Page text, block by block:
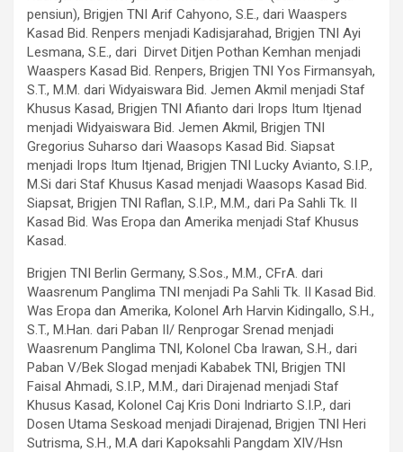
pensiun), Brigjen TNI Arif Cahyono, S.E., dari Waaspers
Kasad Bid. Renpers menjadi Kadisjarahad, Brigjen TNI Ayi
Lesmana, S.E., dari Dirvet Ditjen Pothan Kemhan menjadi
Waaspers Kasad Bid. Renpers, Brigjen TNI Yos Firmansyah,
S.T., M.M. dari Widyaiswara Bid. Jemen Akmil menjadi Staf
Khusus Kasad, Brigjen TNI Afianto dari Irops Itum Itjenad
menjadi Widyaiswara Bid. Jemen Akmil, Brigjen TNI
Gregorius Suharso dari Waasops Kasad Bid. Siapsat
menjadi Irops Itum Itjenad, Brigjen TNI Lucky Avianto, S.I.P.,
M.Si dari Staf Khusus Kasad menjadi Waasops Kasad Bid.
Siapsat, Brigjen TNI Raflan, S.I.P., M.M., dari Pa Sahli Tk. II
Kasad Bid. Was Eropa dan Amerika menjadi Staf Khusus
Kasad.
Brigjen TNI Berlin Germany, S.Sos., M.M., CFrA. dari
Waasrenum Panglima TNI menjadi Pa Sahli Tk. II Kasad Bid.
Was Eropa dan Amerika, Kolonel Arh Harvin Kidingallo, S.H.,
S.T., M.Han. dari Paban II/ Renprogar Srenad menjadi
Waasrenum Panglima TNI, Kolonel Cba Irawan, S.H., dari
Paban V/Bek Slogad menjadi Kababek TNI, Brigjen TNI
Faisal Ahmadi, S.I.P., M.M., dari Dirajenad menjadi Staf
Khusus Kasad, Kolonel Caj Kris Doni Indriarto S.I.P., dari
Dosen Utama Seskoad menjadi Dirajenad, Brigjen TNI Heri
Sutrisma, S.H., M.A dari Kapoksahli Pangdam XIV/Hsn